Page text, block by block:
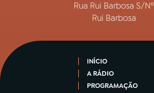
Rua Rui Barbosa S/Nº
Rui Barbosa
INÍCIO
A RÁDIO
PROGRAMAÇÃO